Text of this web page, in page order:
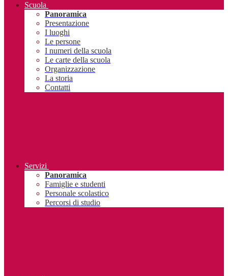
Scuola
Panoramica
Presentazione
I luoghi
Le persone
I numeri della scuola
Le carte della scuola
Organizzazione
La storia
Contatti
Servizi
Panoramica
Famiglie e studenti
Personale scolastico
Percorsi di studio